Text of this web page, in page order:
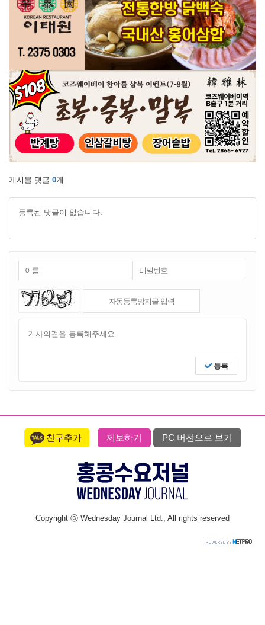
게시물 댓글 0개
등록된 댓글이 없습니다.
등록
친구추가 제보하기 PC 버전으로 보기
Copyright ⓒ Wednesday Journal Ltd., All rights reserved